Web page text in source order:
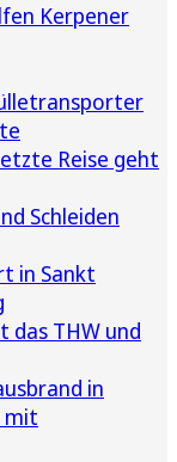
Kerpener
Reise geht
Schleiden
in Sankt
das THW und
in
mit